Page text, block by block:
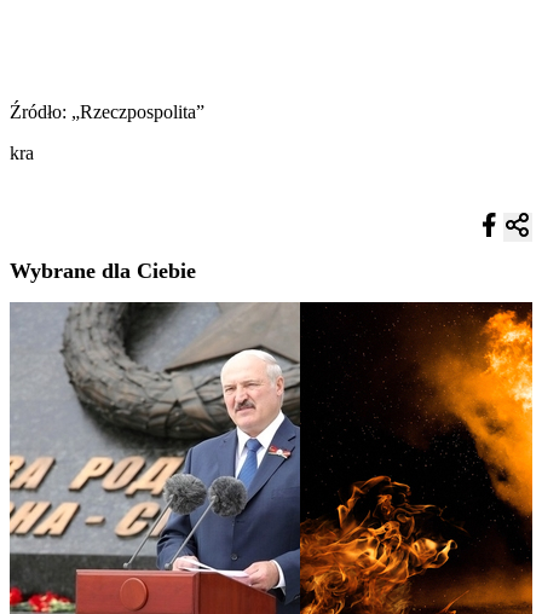
Źródło: „Rzeczpospolita”
kra
Wybrane dla Ciebie